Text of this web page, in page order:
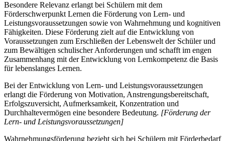
Besondere Relevanz erlangt bei Schülern mit dem
Förderschwerpunkt Lernen die Förderung von Lern- und
Leistungsvoraussetzungen sowie von Wahrnehmung und kognitiven
Fähigkeiten. Diese Förderung zielt auf die Entwicklung von
Voraussetzungen zum Erschließen der Lebenswelt der Schüler und
zum Bewältigen schulischer Anforderungen und schafft im engen
Zusammenhang mit der Entwicklung von Lernkompetenz die Basis
für lebenslanges Lernen.
Bei der Entwicklung von Lern- und Leistungsvoraussetzungen
erlangt die Förderung von Motivation, Anstrengungsbereitschaft,
Erfolgszuversicht, Aufmerksamkeit, Konzentration und
Durchhaltevermögen eine besondere Bedeutung. [Förderung der
Lern- und Leistungsvoraussetzungen]
Wahrnehmungsförderung bezieht sich bei Schülern mit Förderbedarf